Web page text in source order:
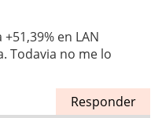
+51,39% en LAN
Todavia no me lo
Responder